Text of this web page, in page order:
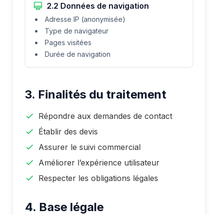
2.2 Données de navigation
Adresse IP (anonymisée)
Type de navigateur
Pages visitées
Durée de navigation
3. Finalités du traitement
Répondre aux demandes de contact
Établir des devis
Assurer le suivi commercial
Améliorer l’expérience utilisateur
Respecter les obligations légales
4. Base légale